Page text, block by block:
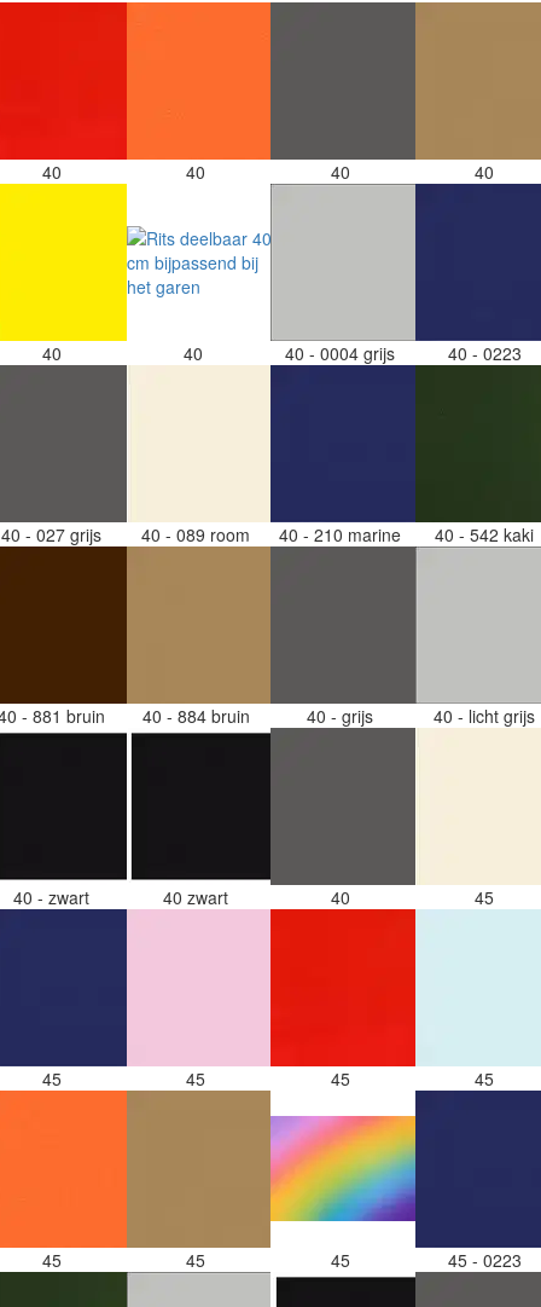
40 40 40 40
40 40 40 - 0004 grijs 40 - 0223
40 - 027 grijs 40 - 089 room 40 - 210 marine 40 - 542 kaki
- 881 bruin 40 - 884 bruin 40 - grijs 40 - licht grijs
40 - zwart 40 zwart 40 45
45 45 45 45
45 45 45 45 - 0223